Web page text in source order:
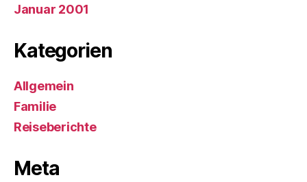
Januar 2001
Kategorien
Allgemein
Familie
Reiseberichte
Meta